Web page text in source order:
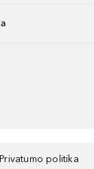
Privatumo politika